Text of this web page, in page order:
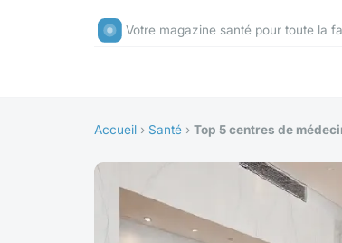
Votre magazine santé pour toute la
Accueil › Santé › Top 5 centres de